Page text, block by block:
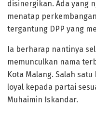
disinergikan. Ada yang
menatap
tergantung DPP yang
Ia berharap nantinya
memunculkan nama
Kota Malang. Salah
loyal kepada partai
Muhaimin Iskandar.